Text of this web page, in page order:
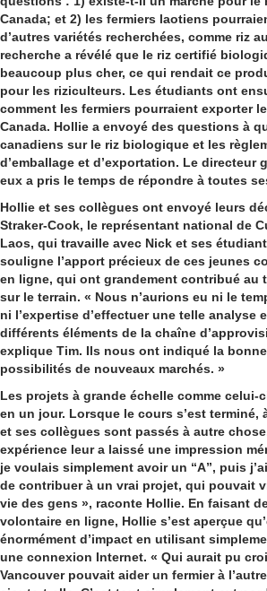
Canada; et 2) les fermiers laotiens
d’autres variétés recherchées, comme riz
recherche a révélé que le riz certifié
beaucoup plus cher, ce qui rendait ce
pour les riziculteurs. Les étudiants ont
comment les fermiers pourraient exporter
Canada. Hollie a envoyé des questions à
canadiens sur le riz biologique et les
d’emballage et d’exportation. Le directeur
eux a pris le temps de répondre à toutes
Hollie et ses collègues ont envoyé leurs
Straker-Cook, le représentant national de
Laos, qui travaille avec Nick et ses
souligne l’apport précieux de ces jeunes
en ligne, qui ont grandement contribué au
sur le terrain. « Nous n’aurions eu ni le
ni l’expertise d’effectuer une telle analyse
différents éléments de la chaîne
explique Tim. Ils nous ont indiqué la
possibilités de nouveaux marchés. »
Les projets à grande échelle comme celui-
en un jour. Lorsque le cours s’est terminé,
et ses collègues sont passés à autre
expérience leur a laissé une impression
je voulais simplement avoir un “A”, puis
de contribuer à un vrai projet, qui pouvait
vie des gens », raconte Hollie. En faisant
volontaire en ligne, Hollie s’est aperçue
énormément d’impact en utilisant
une connexion Internet. « Qui aurait pu
Vancouver pouvait aider un fermier à